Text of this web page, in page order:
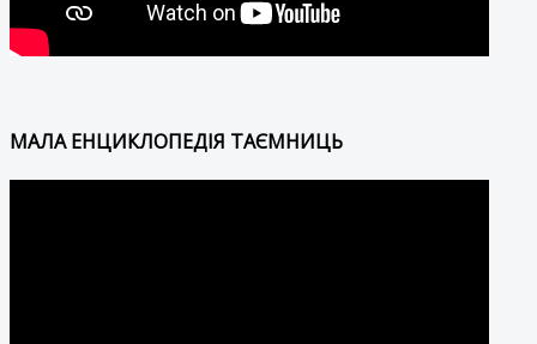
МАЛА ЕНЦИКЛОПЕДІЯ ТАЄМНИЦЬ